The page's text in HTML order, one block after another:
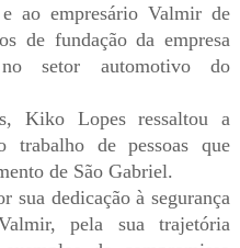
ao empresário Valmir de
de fundação da empresa
setor automotivo do
Kiko Lopes ressaltou a
trabalho de pessoas que
de São Gabriel.
sua dedicação à segurança
pela sua trajetória